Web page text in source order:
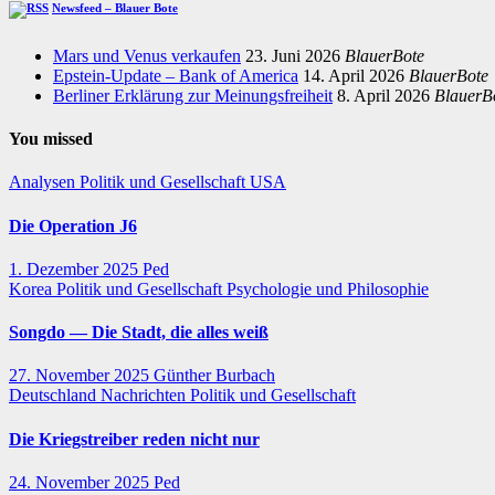
Newsfeed – Blauer Bote
Mars und Venus verkaufen 23. Juni 2026 BlauerBote
Epstein-Update – Bank of America 14. April 2026 BlauerBote
Berliner Erklärung zur Meinungsfreiheit 8. April 2026
You missed
Analysen Politik und GesellschaftUSA
Die Operation J6
1. Dezember 2025 Ped
Korea Politik und Gesellschaft Psychologie und Philosophie
Songdo — Die Stadt, die alles weiß
27. November 2025 Günther Burbach
Deutschland Nachrichten Politik und Gesellschaft
Die Kriegstreiber reden nicht nur
24. November 2025 Ped